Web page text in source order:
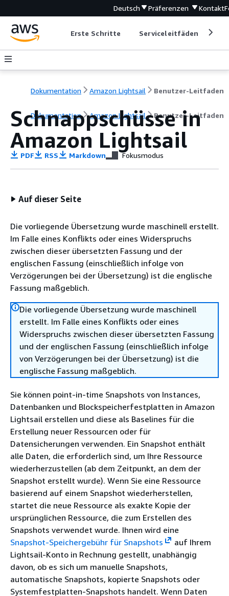
Deutsch Präferenzen Kontakt
Erste Schritte Serviceleitfäden
Dokumentation Amazon Lightsail Benutzer-Leitfaden
Dokumentation Amazon Lightsail Benutzer-Leitfaden
Schnappschüsse in
Amazon Lightsail
PDF RSS Markdown Fokusmodus
Auf dieser Seite
Die vorliegende Übersetzung wurde maschinell erstellt.
Im Falle eines Konflikts oder eines Widerspruchs
zwischen dieser übersetzten Fassung und der
englischen Fassung (einschließlich infolge von
Verzögerungen bei der Übersetzung) ist die englische
Fassung maßgeblich.
Die vorliegende Übersetzung wurde maschinell
erstellt. Im Falle eines Konflikts oder eines
Widerspruchs zwischen dieser übersetzten Fassung
und der englischen Fassung (einschließlich infolge
von Verzögerungen bei der Übersetzung) ist die
englische Fassung maßgeblich.
Sie können point-in-time Snapshots von Instances,
Datenbanken und Blockspeicherfestplatten in Amazon
Lightsail erstellen und diese als Baselines für die
Erstellung neuer Ressourcen oder für
Datensicherungen verwenden. Ein Snapshot enthält
alle Daten, die erforderlich sind, um Ihre Ressource
wiederherzustellen (ab dem Zeitpunkt, an dem der
Snapshot erstellt wurde). Wenn Sie eine Ressource
basierend auf einem Snapshot wiederherstellen,
startet die neue Ressource als exakte Kopie der
ursprünglichen Ressource, die zum Erstellen des
Snapshots verwendet wurde. Ihnen wird eine
Snapshot-Speichergebühr für Snapshots
auf Ihrem
Lightsail-Konto in Rechnung gestellt, unabhängig
davon, ob es sich um manuelle Snapshots,
automatische Snapshots, kopierte Snapshots oder
Systemfestplatten-Snapshots handelt. Wenn Daten